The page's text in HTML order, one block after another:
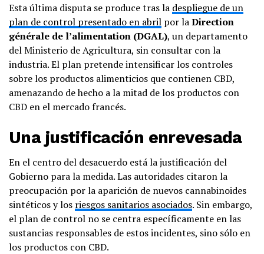
Esta última disputa se produce tras la despliegue de un
plan de control presentado en abril por laDirection
générale de l’alimentation (DGAL), un departamento
del Ministerio de Agricultura, sin consultar con la
industria. El plan pretende intensificar los controles
sobre los productos alimenticios que contienen CBD,
amenazando de hecho a la mitad de los productos con
CBD en el mercado francés.
Una justificación enrevesada
En el centro del desacuerdo está la justificación del
Gobierno para la medida. Las autoridades citaron la
preocupación por la aparición de nuevos cannabinoides
sintéticos y los riesgos sanitarios asociados. Sin embargo,
el plan de control no se centra específicamente en las
sustancias responsables de estos incidentes, sino sólo en
los productos con CBD.